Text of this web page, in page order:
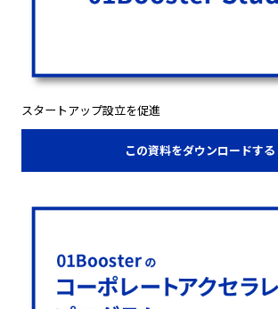
スタートアップ設立を促進
この資料をダウンロードする